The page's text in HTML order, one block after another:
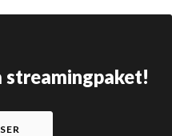
streamingpaket!